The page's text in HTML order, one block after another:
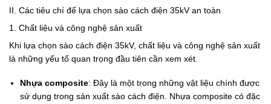
II. Các tiêu chí để lựa chọn sào cách điện 35kV an toàn
1. Chất liệu và công nghệ sản xuất
Khi lựa chọn sào cách điện 35kV, chất liệu và công nghệ sản xuất
là những yếu tố quan trọng đầu tiên cần xem xét.
Nhựa composite: Đây là một trong những vật liệu chính được
sử dụng trong sản xuất sào cách điện. Nhựa composite có đặc